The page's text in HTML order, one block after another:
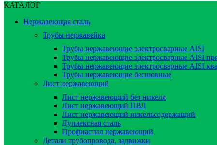
КАТАЛОГ
Нержавеющая сталь
Трубы нержавейка
Трубы нержавеющие электросварные AISI
Трубы нержавеющие электросварные AISI
Трубы нержавеющие электросварные AISI
Трубы нержавеющие бесшовные
Лист нержавеющий
Лист нержавеющий без никеля
Лист нержавеющий ПВЛ
Лист нержавеющий никельсодержащий
Дуплексная сталь
Профнастил нержавеющий
Детали трубопровода, задвижки